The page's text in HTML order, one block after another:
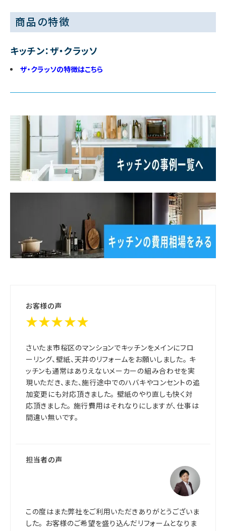
商品の特徴
キッチン：ザ・クラッソ
ザ・クラッソの特徴はこちら
お客様の声
★★★★★
さいたま市桜区のマンションでキッチンをメインにフロ
ーリング、壁紙、天井のリフォームをお願いしました。 キ
ッチンも通常はありえないメーカーの組み合わせを実
現いただき、また、施行途中でのハバキやコンセントの追
加変更にも対応頂きました。 壁紙のやり直しも快く対
応頂きました。 施行費用はそれなりにしますが、仕事は
間違い無いです。
担当者の声
この度はまた弊社をご利用いただきありがとうございま
した。 お客様のご希望を盛り込んだリフォームとなりま